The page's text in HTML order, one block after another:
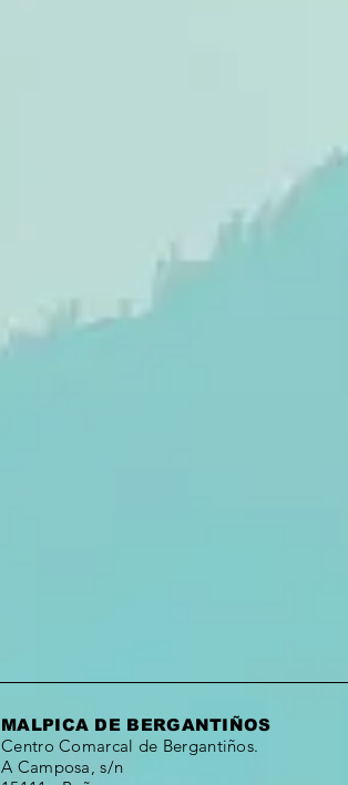
MALPICA DE BERGANTIÑOS
Centro Comarcal de Bergantiños.
A Camposa, s/n